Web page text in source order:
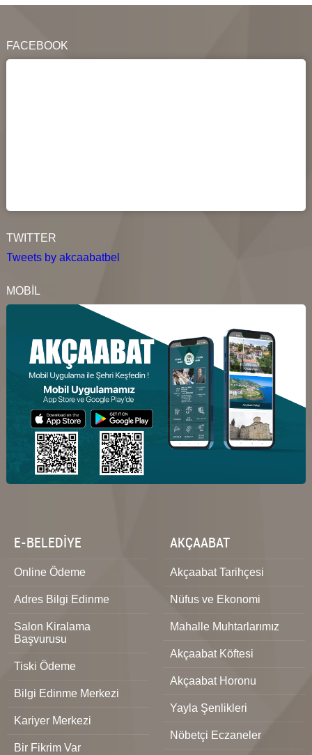
FACEBOOK
TWITTER
Tweets by akcaabatbel
MOBİL
E-BELEDİYE
Online Ödeme
Adres Bilgi Edinme
Salon Kiralama
Başvurusu
Tiski Ödeme
Bilgi Edinme Merkezi
Kariyer Merkezi
Bir Fikrim Var
AKÇAABAT
Akçaabat Tarihçesi
Nüfus ve Ekonomi
Mahalle Muhtarlarımız
Akçaabat Köftesi
Akçaabat Horonu
Yayla Şenlikleri
Nöbetçi Eczaneler